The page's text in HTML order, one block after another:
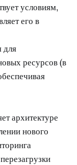
условиям,
его в
для
ресурсов (в
архитектуре
нового